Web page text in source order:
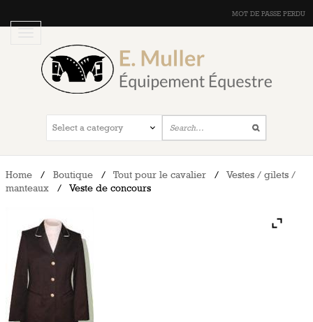
MOT DE PASSE PERDU
Home / Boutique / Tout pour le cavalier /
Vestes / gilets /
manteaux
/ Veste de concours